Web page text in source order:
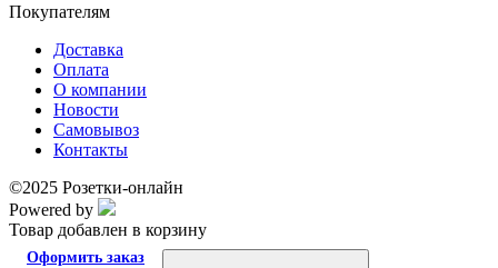
Покупателям
Доставка
Оплата
О компании
Новости
Самовывоз
Контакты
©2025 Розетки-онлайн
Powered by
Товар добавлен в корзину
Оформить заказ